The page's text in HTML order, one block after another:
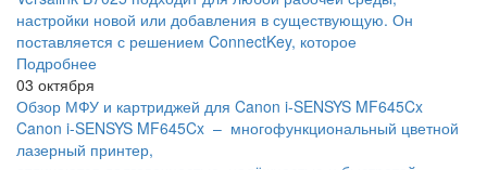
настройки новой или добавления в существующую. Он
поставляется с решением ConnectKey, которое
Подробнее
03 октября
Обзор МФУ и картриджей для Canon i-SENSYS MF645Cx
Canon i-SENSYS MF645Cx – многофункциональный цветной
лазерный принтер,